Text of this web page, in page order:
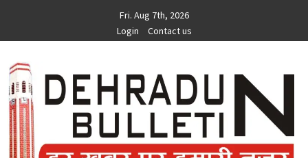
content
Fri. Aug 7th, 2026
Login
Contact us